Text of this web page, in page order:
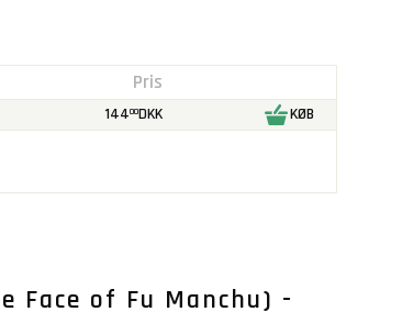
Pris
14400DKK KØB
Face of Fu Manchu) -